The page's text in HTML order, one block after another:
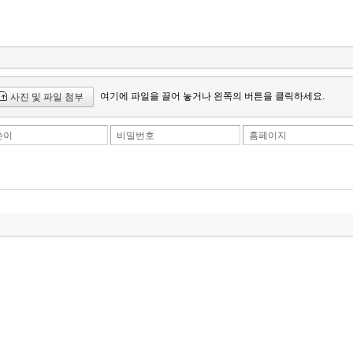
사진 및 파일 첨부 여기에 파일을 끌어 놓거나 왼쪽의 버튼을 클릭하세요.
비밀번호 홈페이지